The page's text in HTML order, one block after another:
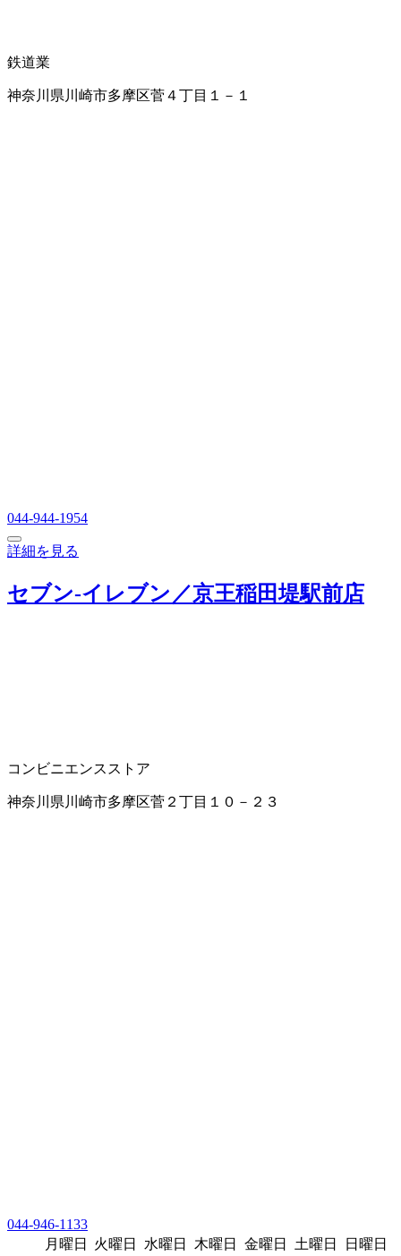
鉄道業
神奈川県川崎市多摩区菅４丁目１－１
044-944-1954
詳細を見る
セブン‐イレブン／京王稲田堤駅前店
コンビニエンスストア
神奈川県川崎市多摩区菅２丁目１０－２３
044-946-1133
月曜日
火曜日 水曜日 木曜日 金曜日 土曜日
日曜日